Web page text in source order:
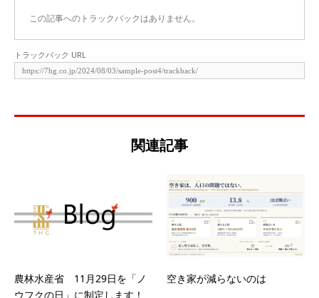
この記事へのトラックバックはありません。
トラックバック URL
関連記事
農林水産省 11月29日を「ノ
ウフクの日」に制定します！
空き家が減らないのは